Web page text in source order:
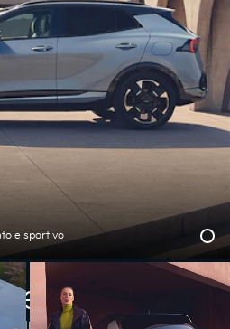
e sportivo